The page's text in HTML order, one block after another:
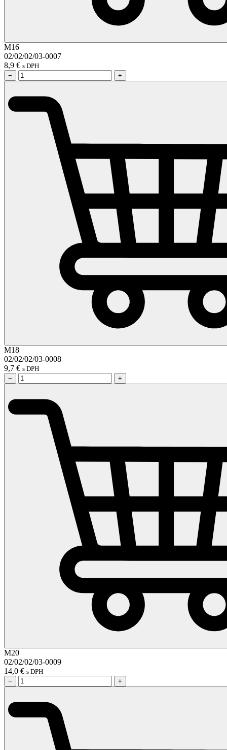
M16
02/02/02/03-0007
8,9 € s DPH
−
+
M18
02/02/02/03-0008
9,7 € s DPH
−
+
M20
02/02/02/03-0009
14,0 € s DPH
−
+